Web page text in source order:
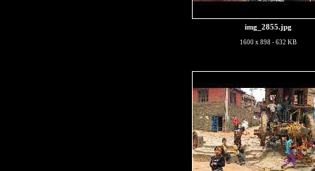
img_2855.jpg
1600 x 898 - 632 KB